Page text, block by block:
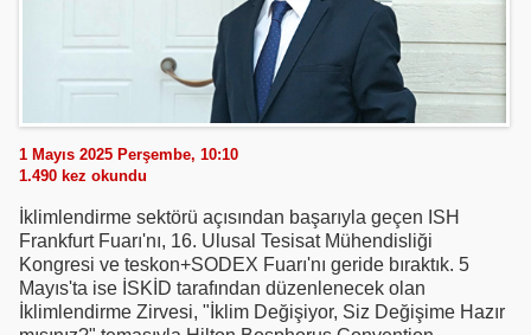
1 Mayıs 2025 Perşembe, 10:10
1.490 kez okundu
İklimlendirme sektörü açısından başarıyla geçen ISH
Frankfurt Fuarı'nı, 16. Ulusal Tesisat Mühendisliği
Kongresi ve teskon+SODEX Fuarı'nı geride bıraktık. 5
Mayıs'ta ise İSKİD tarafından düzenlenecek olan
İklimlendirme Zirvesi, "İklim Değişiyor, Siz Değişime Hazır